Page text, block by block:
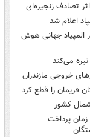
اعلام شد
المپیاد جهانی هوش
می‌کند
خروجی مازندران
فریمان را قطع کرد
شمال کشور
پرداخت